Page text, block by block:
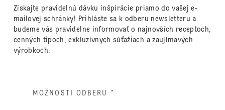
Získajte pravidelnú dávku inšpirácie priamo do vašej e-
mailovej schránky! Prihláste sa k odberu newsletteru a
budeme vás pravidelne informovať o najnovších receptoch,
cenných tipoch, exkluzívnych súťažiach a zaujímavých
výrobkoch.
MOŽNOSTI ODBERU *